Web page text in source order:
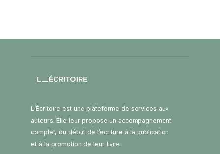
L’Écritoire est une plateforme de services aux
auteurs. Elle leur propose un accompagnement
complet, du début de l’écriture à la publication
et à la promotion de leur livre.